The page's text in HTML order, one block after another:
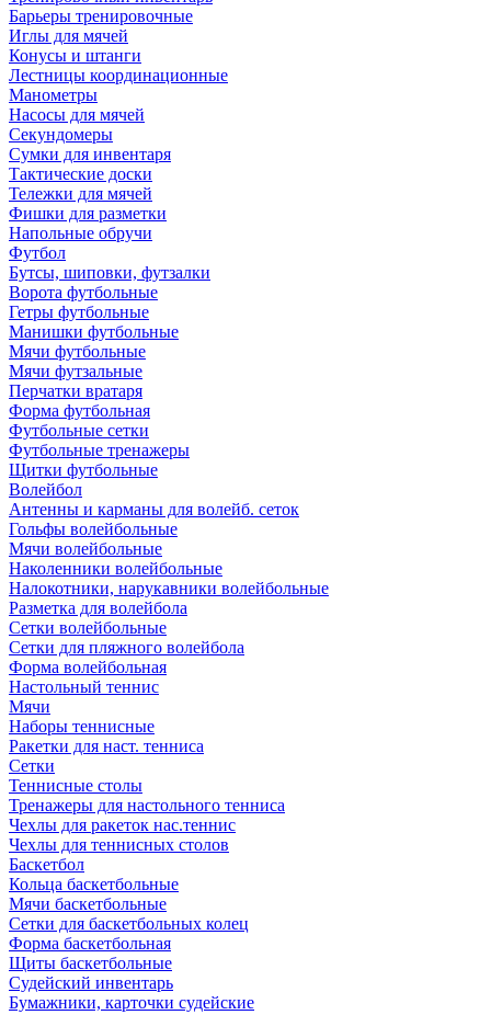
Барьеры тренировочные
Иглы для мячей
Конусы и штанги
Лестницы координационные
Манометры
Насосы для мячей
Секундомеры
Сумки для инвентаря
Тактические доски
Тележки для мячей
Фишки для разметки
Напольные обручи
Футбол
Бутсы, шиповки, футзалки
Ворота футбольные
Гетры футбольные
Манишки футбольные
Мячи футбольные
Мячи футзальные
Перчатки вратаря
Форма футбольная
Футбольные сетки
Футбольные тренажеры
Щитки футбольные
Волейбол
Антенны и карманы для волейб. сеток
Гольфы волейбольные
Мячи волейбольные
Наколенники волейбольные
Налокотники, нарукавники волейбольные
Разметка для волейбола
Сетки волейбольные
Сетки для пляжного волейбола
Форма волейбольная
Настольный теннис
Мячи
Наборы теннисные
Ракетки для наст. тенниса
Сетки
Теннисные столы
Тренажеры для настольного тенниса
Чехлы для ракеток нас.теннис
Чехлы для теннисных столов
Баскетбол
Кольца баскетбольные
Мячи баскетбольные
Сетки для баскетбольных колец
Форма баскетбольная
Щиты баскетбольные
Судейский инвентарь
Бумажники, карточки судейские